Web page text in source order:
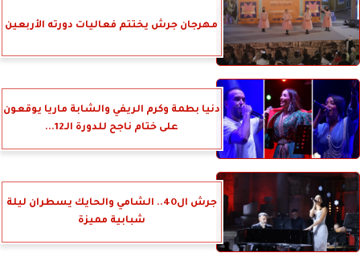
مهرجان جرش يختتم فعاليات دورته الأربعين
دنيا بطمة وكرم الريفي والشابة ماريا يوقعون
على ختام ناجح للدورة الـ12...
جرش ال40.. الشامي والحايك يسطران ليلة
شبابية مميزة